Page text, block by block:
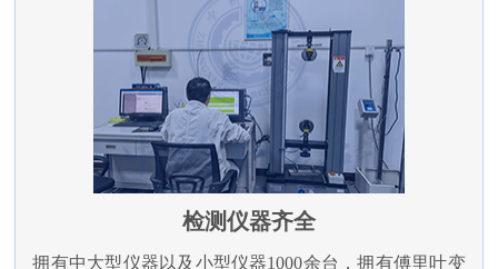
检测仪器齐全
拥有中大型仪器以及小型仪器1000余台，拥有傅里叶变